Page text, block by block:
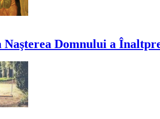
Naşterea Domnului a